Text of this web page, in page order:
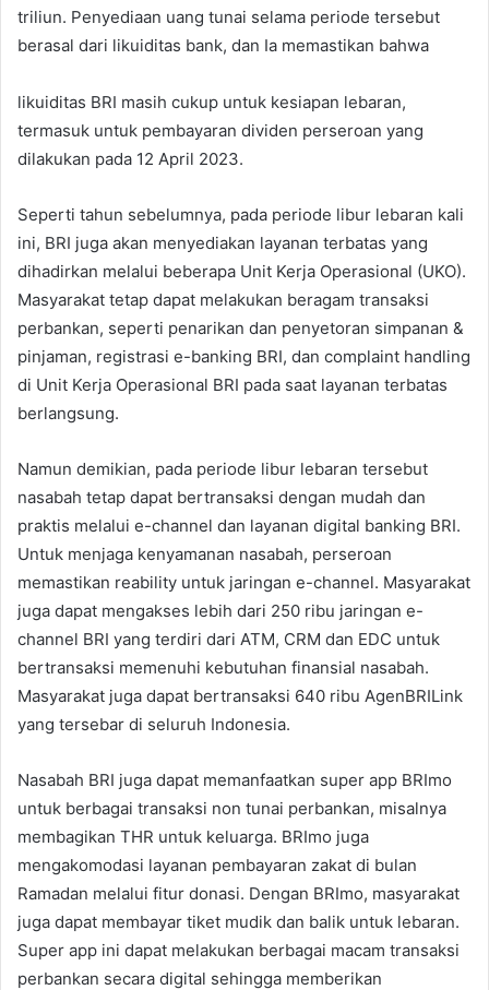
triliun. Penyediaan uang tunai selama periode tersebut
berasal dari likuiditas bank, dan Ia memastikan bahwa
likuiditas BRI masih cukup untuk kesiapan lebaran,
termasuk untuk pembayaran dividen perseroan yang
dilakukan pada 12 April 2023.
Seperti tahun sebelumnya, pada periode libur lebaran kali
ini, BRI juga akan menyediakan layanan terbatas yang
dihadirkan melalui beberapa Unit Kerja Operasional (UKO).
Masyarakat tetap dapat melakukan beragam transaksi
perbankan, seperti penarikan dan penyetoran simpanan &
pinjaman, registrasi e-banking BRI, dan complaint handling
di Unit Kerja Operasional BRI pada saat layanan terbatas
berlangsung.
Namun demikian, pada periode libur lebaran tersebut
nasabah tetap dapat bertransaksi dengan mudah dan
praktis melalui e-channel dan layanan digital banking BRI.
Untuk menjaga kenyamanan nasabah, perseroan
memastikan reability untuk jaringan e-channel. Masyarakat
juga dapat mengakses lebih dari 250 ribu jaringan e-
channel BRI yang terdiri dari ATM, CRM dan EDC untuk
bertransaksi memenuhi kebutuhan finansial nasabah.
Masyarakat juga dapat bertransaksi 640 ribu AgenBRILink
yang tersebar di seluruh Indonesia.
Nasabah BRI juga dapat memanfaatkan super app BRImo
untuk berbagai transaksi non tunai perbankan, misalnya
membagikan THR untuk keluarga. BRImo juga
mengakomodasi layanan pembayaran zakat di bulan
Ramadan melalui fitur donasi. Dengan BRImo, masyarakat
juga dapat membayar tiket mudik dan balik untuk lebaran.
Super app ini dapat melakukan berbagai macam transaksi
perbankan secara digital sehingga memberikan